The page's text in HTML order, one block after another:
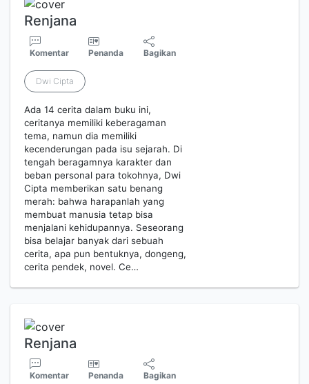
Renjana
Komentar Penanda Bagikan
Dwi Cipta
Ada 14 cerita dalam buku ini,
ceritanya memiliki keberagaman
tema, namun dia memiliki
kecenderungan pada isu sejarah. Di
tengah beragamnya karakter dan
beban personal para tokohnya, Dwi
Cipta memberikan satu benang
merah: bahwa harapanlah yang
membuat manusia tetap bisa
menjalani kehidupannya. Seseorang
bisa belajar banyak dari sebuah
cerita, apa pun bentuknya, dongeng,
cerita pendek, novel. Ce…
Renjana
Komentar Penanda Bagikan